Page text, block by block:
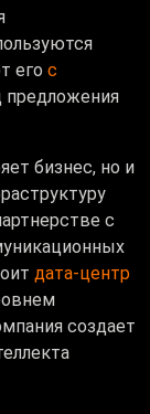
его с
бизнес, но и
с
дата-центр
создает